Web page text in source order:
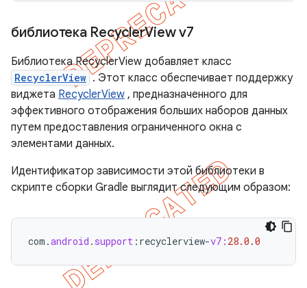
библиотека RecyclerView v7
Библиотека RecyclerView добавляет класс
RecyclerView . Этот класс обеспечивает поддержку
виджета RecyclerView , предназначенного для
эффективного отображения больших наборов данных
путем предоставления ограниченного окна с
элементами данных.
Идентификатор зависимости этой библиотеки в
скрипте сборки Gradle выглядит следующим образом:
com .android . support : recyclerview-v7: 28.0 .0